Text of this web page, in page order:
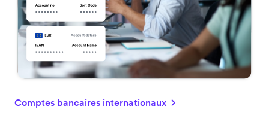
Comptes bancaires internationaux